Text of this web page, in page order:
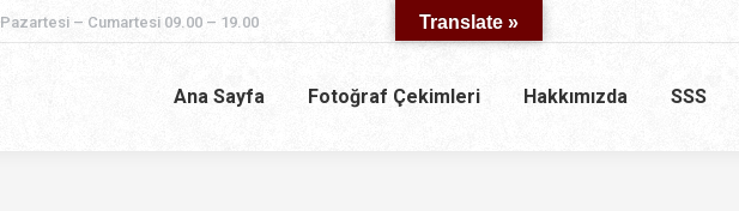
Pazartesi – Cumartesi 09.00 – 19.00
Ana Sayfa Fotoğraf Çekimleri Hakkımızda SSS
Translate »